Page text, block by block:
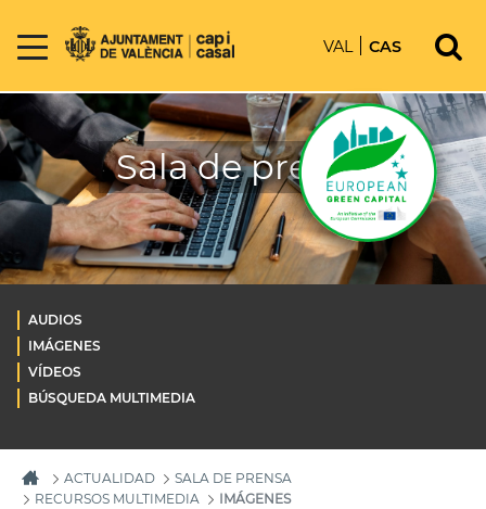
VAL CAS
Sala de prensa
AUDIOS
IMÁGENES
VÍDEOS
BÚSQUEDA MULTIMEDIA
ACTUALIDAD
SALA DE PRENSA
RECURSOS MULTIMEDIA
IMÁGENES